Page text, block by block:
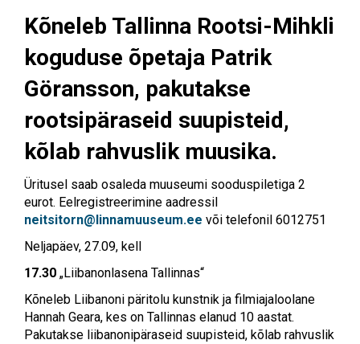
Kõneleb Tallinna Rootsi-Mihkli
koguduse õpetaja Patrik
Göransson, pakutakse
rootsipäraseid suupisteid,
kõlab rahvuslik muusika.
Üritusel saab osaleda muuseumi sooduspiletiga 2
eurot. Eelregistreerimine aadressil
neitsitorn@linnamuuseum.ee või telefonil 6012751
Neljapäev, 27.09, kell
17.30 „Liibanonlasena Tallinnas“
Kõneleb Liibanoni päritolu kunstnik ja filmiajaloolane
Hannah Geara, kes on Tallinnas elanud 10 aastat.
Pakutakse liibanonipäraseid suupisteid, kõlab rahvuslik